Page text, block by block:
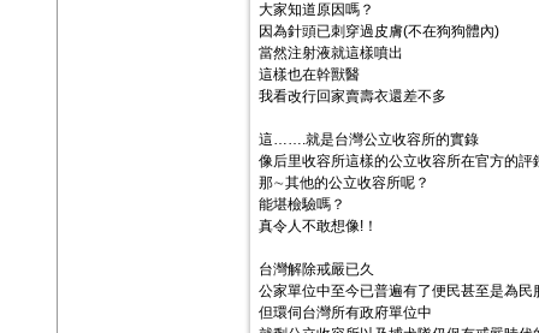
大家知道原因嗎？
因為針頭已刺穿過皮膚(不在狗狗體內)
當然注射液就這樣噴出
這樣也在幹獸醫
我看改行回家賣壽衣還差不多
這…….就是台灣公立收容所的實錄
像后里收容所這樣的公立收容所在官方的評
那∼其他的公立收容所呢？
能堪檢驗嗎？
真令人不敢想像!！
台灣解除戒嚴已久
公家單位中至今已普遍有了便民甚至是為民
但環伺台灣所有政府單位中